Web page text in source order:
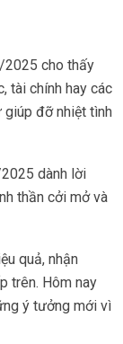
2025 cho thấy
tài chính hay các
giúp đỡ nhiệt tình
dành lời
thần cởi mở và
quả, nhận
trên. Hôm nay
ý tưởng mới vì